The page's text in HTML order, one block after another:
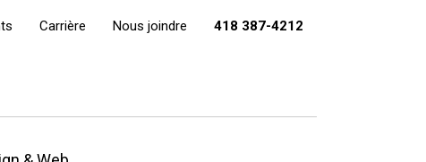
Carrière Nous joindre 418 387-4212